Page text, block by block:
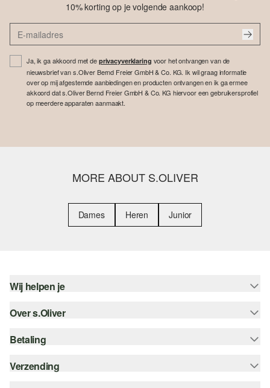
10% korting op je volgende aankoop!
Ja, ik ga akkoord met de privacyverklaring voor het ontvangen van de
nieuwsbrief van s.Oliver Bernd Freier GmbH & Co. KG. Ik wil graag informatie
over op mij afgestemde aanbiedingen en producten ontvangen en ik ga ermee
akkoord dat s.Oliver Bernd Freier GmbH & Co. KG hiervoor een gebruikersprofiel
op meerdere apparaten aanmaakt.
MORE ABOUT S.OLIVER
Dames Heren Junior
Wij helpen je
Help - FAQ
Top categorieën
Over s.Oliver
Nieuwsbrief
Betaling
Koop op rekening
Verzending